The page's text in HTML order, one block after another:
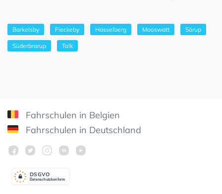
Barkelsby Fleckeby Hasselberg Mooswatt Sörup
Süderbrarup Tolk
Fahrschulen in Belgien
Fahrschulen in Deutschland
Datenschutzkonform
DSGVO